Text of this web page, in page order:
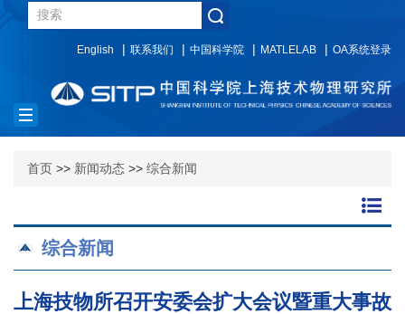
English 联系我们 中国科学院 MATLELAB OA系统登录
Toggle
navigation
首页 >> 新闻动态 >> 综合新闻
综合新闻
上海技物所召开安委会扩大会议暨重大事故